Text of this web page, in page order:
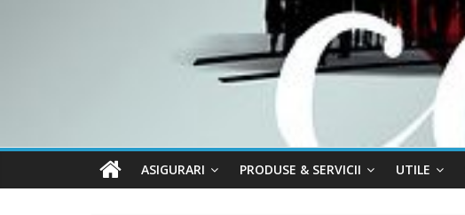
ASIGURARI PRODUSE & SERVICII UTILE